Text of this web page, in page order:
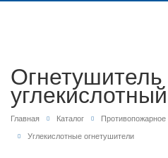
Огнетушитель
Главная Каталог Противопожарное
Углекислотные огнетушители